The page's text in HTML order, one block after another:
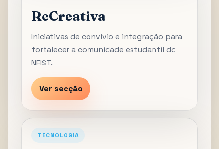
ReCreativa
Iniciativas de convívio e integração para
fortalecer a comunidade estudantil do
NFIST.
Ver secção
TECNOLOGIA